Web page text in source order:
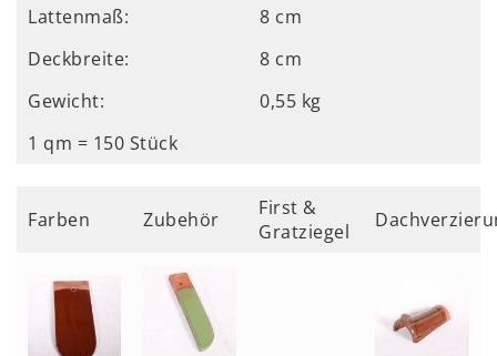
Lattenmaß:
8 cm
Deckbreite:
8 cm
Gewicht:
0,55 kg
1 qm = 150 Stück
Farben Zubehör
First &
Gratziegel